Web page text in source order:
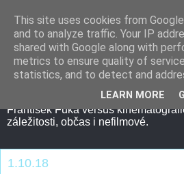
František Fuka versus
záležitosti, občas i nefilmové.
1.10.18
This site uses cookies from
and to analyze traffic. Your IP
shared with Google along with
metrics to ensure quality of
statistics, and to detect and
LEARN MORE